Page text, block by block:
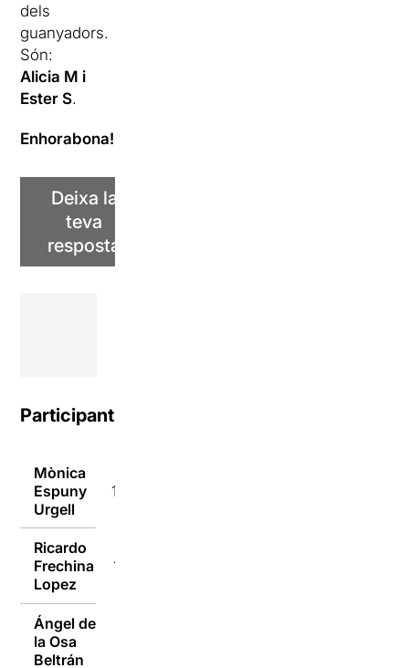
dels
guanyadors.
Són:
Alicia M i
Ester S.
Enhorabona!
Deixa la
teva
resposta
Participants
Mònica
Espuny
Urgell
13/01/2016
Ricardo
Frechina
Lopez
12/01/2016
Ángel de
la Osa
Beltrán